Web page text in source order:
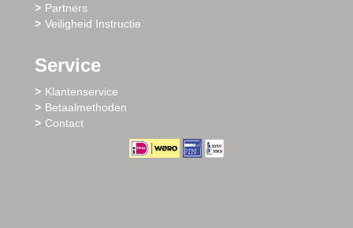
Partners
Veiligheid Instructie
Service
Klantenservice
Betaalmethoden
Contact